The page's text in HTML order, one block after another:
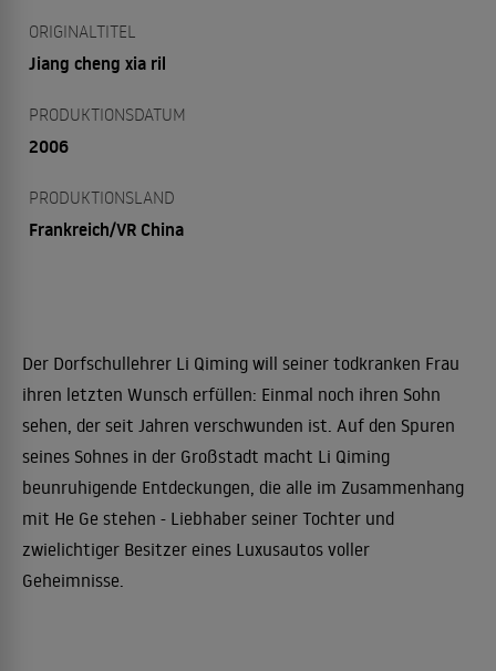
ORIGINALTITEL
Jiang cheng xia ril
PRODUKTIONSDATUM
2006
PRODUKTIONSLAND
Frankreich/VR China
Der Dorfschullehrer Li Qiming will seiner todkranken Frau
ihren letzten Wunsch erfüllen: Einmal noch ihren Sohn
sehen, der seit Jahren verschwunden ist. Auf den Spuren
seines Sohnes in der Großstadt macht Li Qiming
beunruhigende Entdeckungen, die alle im Zusammenhang
mit He Ge stehen - Liebhaber seiner Tochter und
zwielichtiger Besitzer eines Luxusautos voller
Geheimnisse.